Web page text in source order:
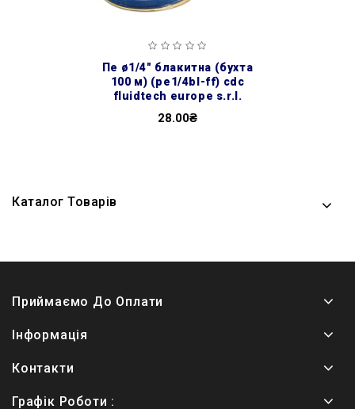
пе ø1/4″ блакитна (бухта
100 м) (pe1/4bl-ff) cdc
fluidtech europe s.r.l.
28.00₴
Каталог Товарів
Приймаємо До Оплати
Інформація
Контакти
Графік Роботи :